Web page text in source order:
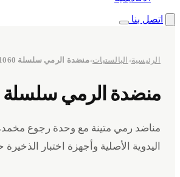
اتصل بنا
الرئيسية◂ البالستيات◂منضدة الرمي سلسلة 1060
منضدة الرمي سلسلة 1060
مناضد رمي متينة مع وحدة رجوع
اليدوية الأصلية وأجهزة اختبار الذخيرة حتى